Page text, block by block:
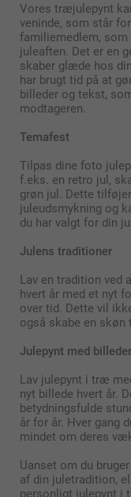
Vores træjulepynt
veninde, som står
familiemedlem,
juleaften. Det er en
skaber glæde hos
har brugt tid på at
billeder og tekst,
modtageren.
Temafest
Tilpas dine foto
f.eks. en retro jul,
grøn jul. Dette
juleudsmykning og
du har valgt for din
Julens traditioner
Lav en tradition
hvert år med et nyt
over tid. Dette vil
også skabe en skøn
Julepynt med
Lav julepynt i træ
nyt billede hvert år.
betydningsfulde
år for år. Hver gang
mindet om deres
Uanset om du
af din juletradition,
personligt julepynt i